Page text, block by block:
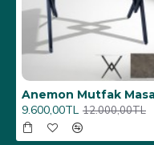
9.600,00TL 12.000,00TL